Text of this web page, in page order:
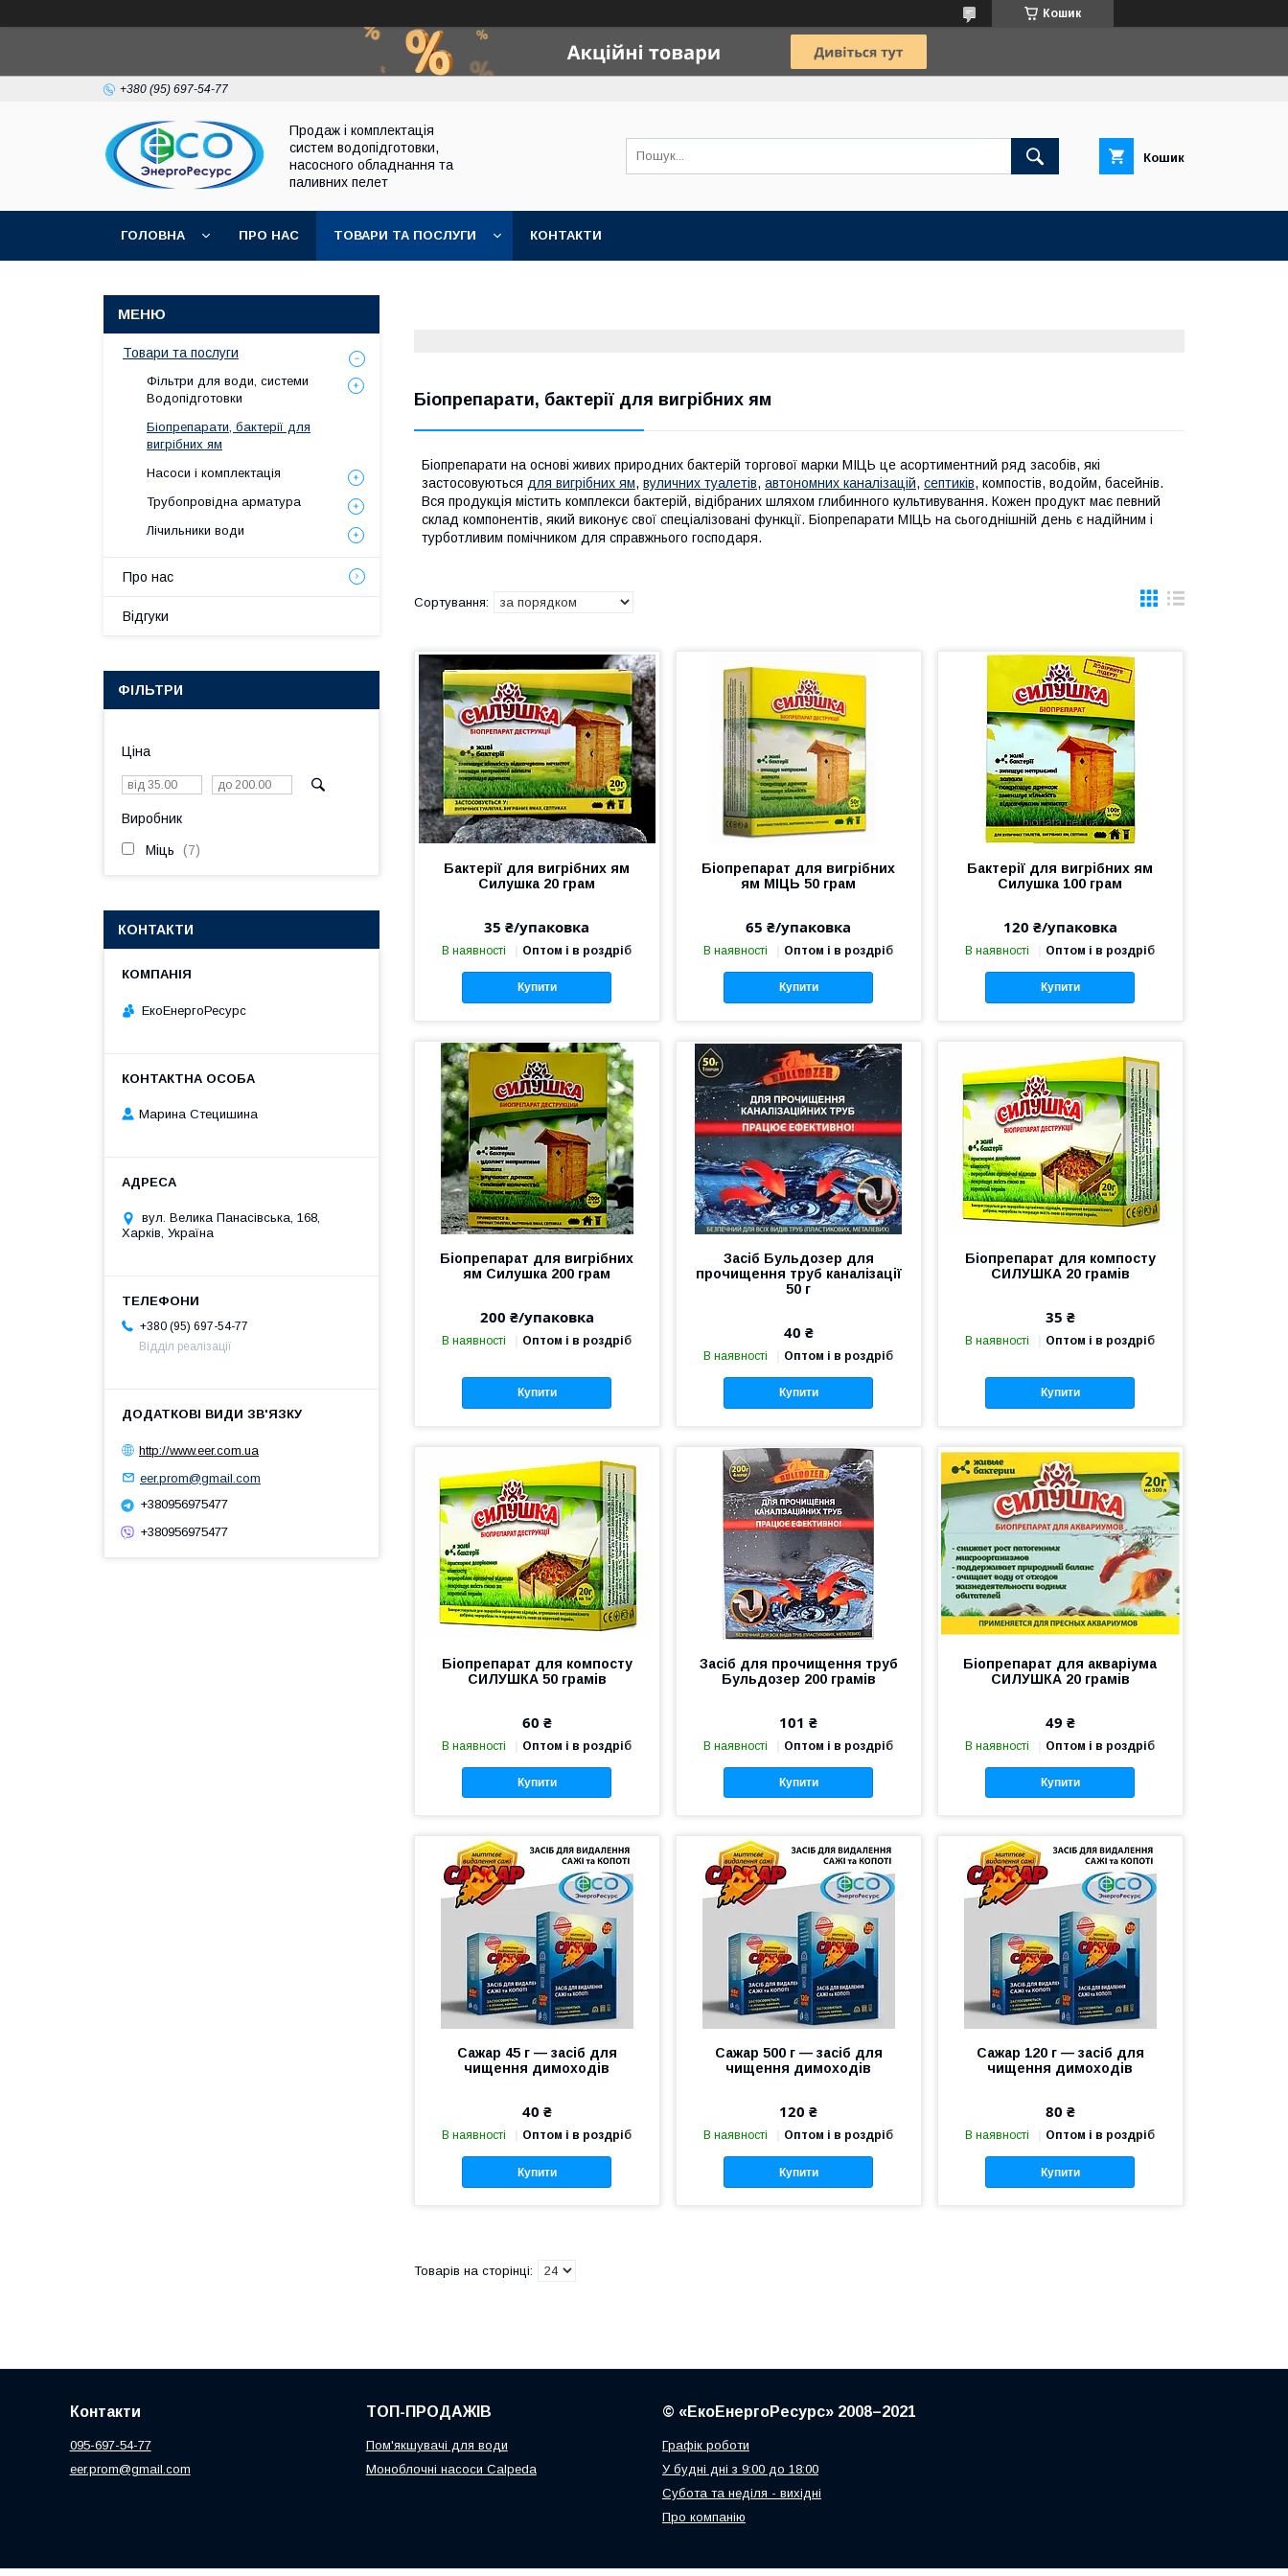
Кошик
+380 (95) 697-54-77
Продаж і комплектація
систем водопідготовки,
насосного обладнання та
паливних пелет
Кошик
ГОЛОВНА ПРО НАС ТОВАРИ ТА ПОСЛУГИ КОНТАКТИ
Біопрепарати, бактерії для вигрібних ям
Біопрепарати на основі живих природних бактерій торгової марки МІЦЬ це асортиментний ряд засобів, які
застосовуються для вигрібних ям, вуличних туалетів, автономних каналізацій, септиків, компостів, водойм, басейнів.
Вся продукція містить комплекси бактерій, відібраних шляхом глибинного культивування. Кожен продукт має певний
склад компонентів, який виконує свої спеціалізовані функції. Біопрепарати МІЦЬ на сьогоднішній день є надійним і
турботливим помічником для справжнього господаря.
Бактерії для вигрібних ям
Силушка 20 грам
35 ₴/упаковка
В наявності Оптом і в роздріб
Купити
Біопрепарат для вигрібних
ям МІЦЬ 50 грам
65 ₴/упаковка
В наявності Оптом і в роздріб
Купити
Бактерії для вигрібних ям
Силушка 100 грам
120 ₴/упаковка
В наявності Оптом і в роздріб
Купити
Біопрепарат для вигрібних
ям Силушка 200 грам
200 ₴/упаковка
В наявності Оптом і в роздріб
Купити
Засіб Бульдозер для
прочищення труб каналізації
50 г
40 ₴
В наявності Оптом і в роздріб
Купити
Біопрепарат для компосту
СИЛУШКА 20 грамів
35 ₴
В наявності Оптом і в роздріб
Купити
Біопрепарат для компосту
СИЛУШКА 50 грамів
60 ₴
В наявності Оптом і в роздріб
Купити
Засіб для прочищення труб
Бульдозер 200 грамів
101 ₴
В наявності Оптом і в роздріб
Купити
Біопрепарат для акваріума
СИЛУШКА 20 грамів
49 ₴
В наявності Оптом і в роздріб
Купити
Сажар 45 г — засіб для
чищення димоходів
40 ₴
В наявності Оптом і в роздріб
Купити
Сажар 500 г — засіб для
чищення димоходів
120 ₴
В наявності Оптом і в роздріб
Купити
Сажар 120 г — засіб для
чищення димоходів
80 ₴
В наявності Оптом і в роздріб
Купити
Товари та послуги
Фільтри для води, системи
Водопідготовки
Біопрепарати, бактерії для
вигрібних ям
Насоси і комплектація
Трубопровідна арматура
Лічильники води
Про нас
Відгуки
ФІЛЬТРИ
Ціна
Виробник
Міць 7
КОНТАКТИ
ЕкоЕнергоРесурс
Марина Стецишина
вул. Велика Панасівська, 168,
Харків, Україна
+380 (95) 697-54-77
Відділ реалізації
http://www.eer.com.ua
eer.prom@gmail.com
+380956975477
+380956975477
Контакти
095-697-54-77
eer.prom@gmail.com
ТОП-ПРОДАЖІВ
Пом'якшувачі для води
Моноблочні насоси Calpeda
© «ЕкоЕнергоРесурс» 2008–2021
Графік роботи
У будні дні з 9:00 до 18:00
Субота та неділя - вихідні
Про компанію